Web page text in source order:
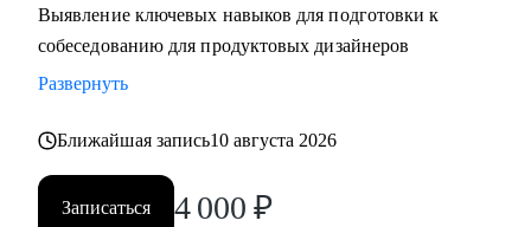
Выявление ключевых навыков для подготовки к
собеседованию для продуктовых дизайнеров
Развернуть
Ближайшая запись10 августа 2026
Записаться 4 000 ₽